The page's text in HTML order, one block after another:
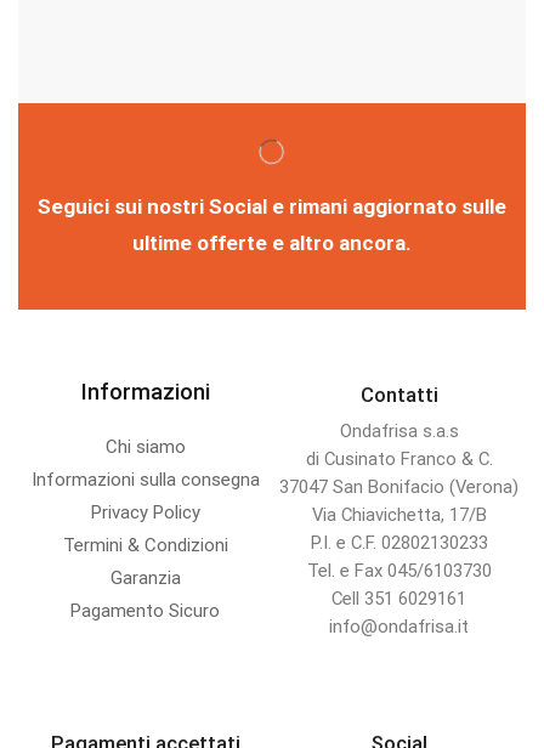
Seguici sui nostri Social e rimani aggiornato sulle
ultime offerte e altro ancora.
Informazioni
Chi siamo
Informazioni sulla consegna
Privacy Policy
Termini & Condizioni
Garanzia
Pagamento Sicuro
Contatti
Ondafrisa s.a.s
di Cusinato Franco & C.
37047 San Bonifacio (Verona)
Via Chiavichetta, 17/B
P.I. e C.F. 02802130233
Tel. e Fax 045/6103730
Cell 351 6029161
info@ondafrisa.it
Pagamenti accettati Social